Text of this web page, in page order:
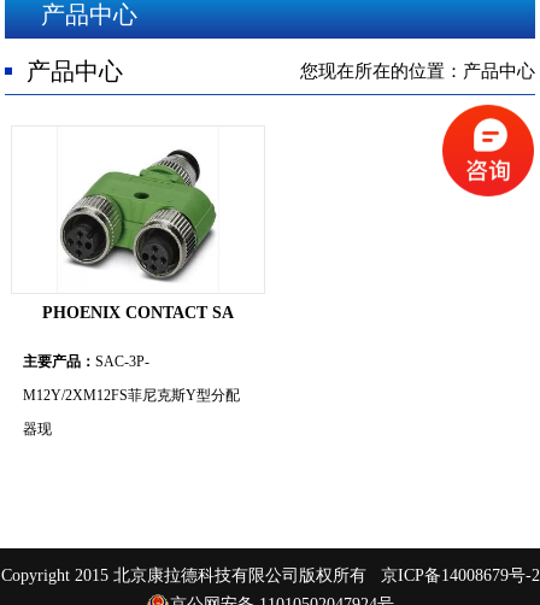
在线留言
人才招聘
产品中心
产品中心 您现在所在的位置：产品中心
PHOENIX CONTACT SA
主要产品： SAC-3P-
M12Y/2XM12FS菲尼克斯Y型分配
器现
Copyright 2015 北京康拉德科技有限公司版权所有 京ICP备14008679号-2